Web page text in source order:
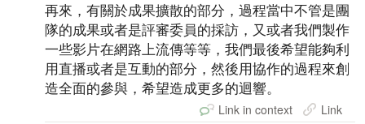
再來，有關於成果擴散的部分，過程當中不管是團
隊的成果或者是評審委員的採訪，又或者我們製作
一些影片在網路上流傳等等，我們最後希望能夠利
用直播或者是互動的部分，然後用協作的過程來創
造全面的參與，希望造成更多的迴響。
Link in context Link